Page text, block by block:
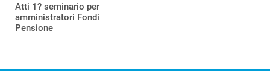
Atti 1? seminario per
amministratori Fondi
Pensione